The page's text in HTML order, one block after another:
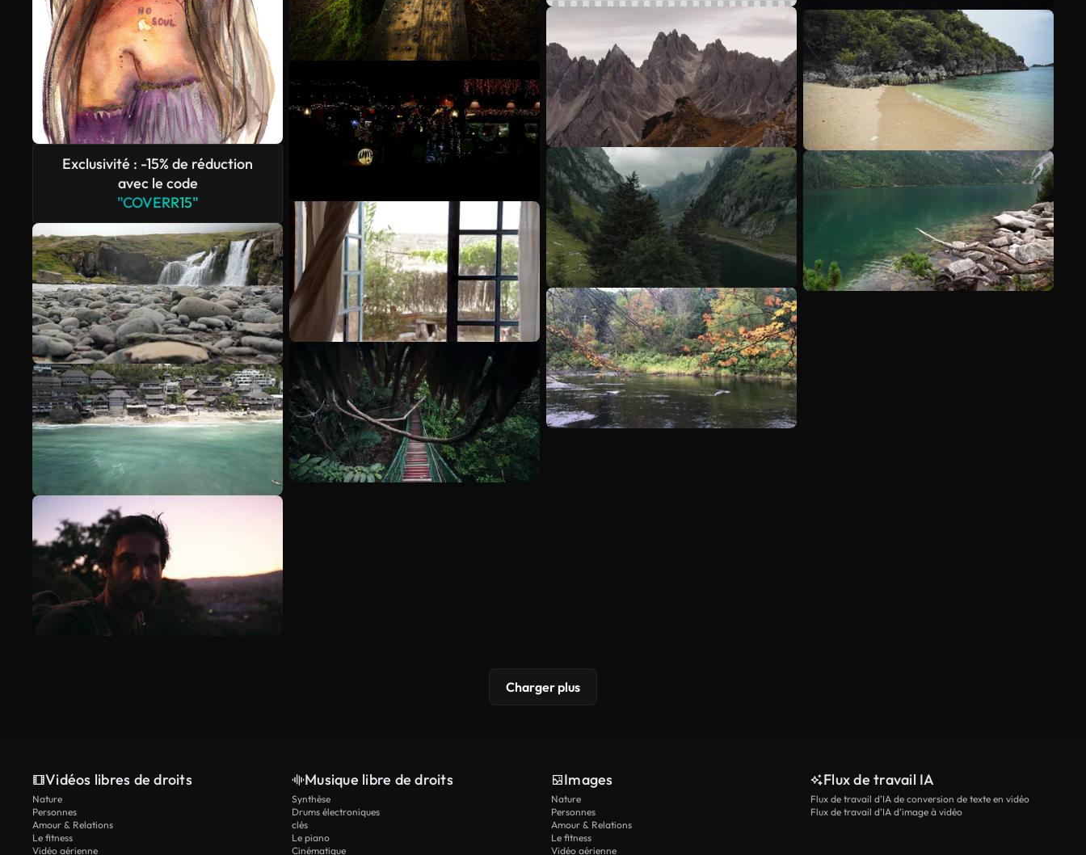
Exclusivité : -15% de réduction
avec le code
"COVERR15"
Charger plus
Vidéos libres de droits
Nature
Personnes
Amour & Relations
Le fitness
Vidéo aérienne
Musique libre de droits
Synthèse
Drums électroniques
clés
Le piano
Cinématique
Images
Nature
Personnes
Amour & Relations
Le fitness
Vidéo aérienne
Flux de travail IA
Flux de travail d’IA de conversion de texte en vidéo
Flux de travail d’IA d’image à vidéo